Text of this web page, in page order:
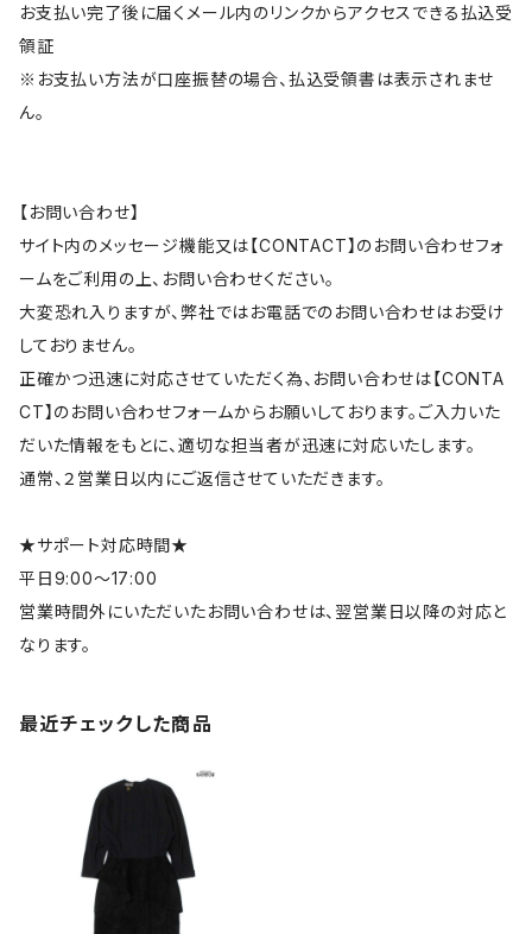
お支払い完了後に届くメール内のリンクからアクセスできる払込受
領証
※お支払い方法が口座振替の場合、払込受領書は表示されませ
ん。
【お問い合わせ】
サイト内のメッセージ機能又は【CONTACT】のお問い合わせフォ
ームをご利用の上、お問い合わせください。
大変恐れ入りますが、弊社ではお電話でのお問い合わせはお受け
しておりません。
正確かつ迅速に対応させていただく為、お問い合わせは【CONTA
CT】のお問い合わせフォームからお願いしております。ご入力いた
だいた情報をもとに、適切な担当者が迅速に対応いたします。
通常、２営業日以内にご返信させていただきます。
★サポート対応時間★
平日9:00～17:00
営業時間外にいただいたお問い合わせは、翌営業日以降の対応と
なります。
最近チェックした商品